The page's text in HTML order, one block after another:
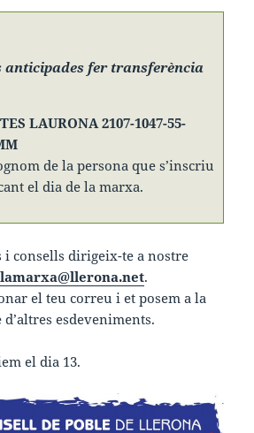
anticipades fer transferència
LAURONA 2107-1047-55-
de la persona que s’inscriu
el dia de la marxa.
i consells dirigeix-te a nostre
lamarxa@llerona.net.
el teu correu i et posem a la
esdeveniments.
el dia 13.